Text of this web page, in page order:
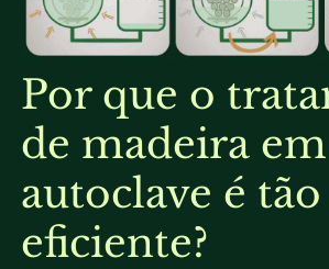
Por que o
de madeira em
autoclave é tão
eficiente?